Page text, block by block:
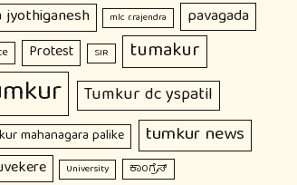
jyothiganesh mlc r.rajendra pavagada
Protest SIR tumakur
Tumkur dc yspatil
mahanagara palike tumkur news
University ಕಾಂಗ್ರೆಸ್